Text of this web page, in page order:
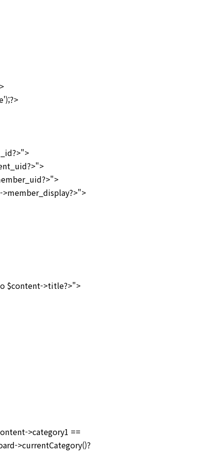
$content->title?>">
>category1 ==
>currentCategory()?